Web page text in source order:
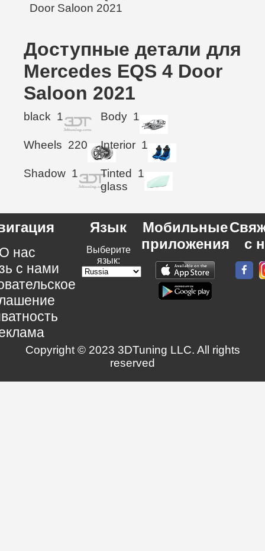
Доступные детали для
Mercedes EQS 4 Door
Saloon 2021
black 1 Body 1
Wheels 220 Interior 1
Shadow 1
Tinted
glass
1
нас
с нами
Язык
Выберите
язык:
Мобильные
приложения
с
Copyright © 2023 3DTuning LLC. All rights
reserved